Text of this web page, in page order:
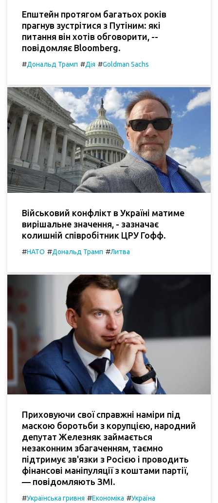
Епштейн протягом багатьох років
прагнув зустрітися з Путіним: які
питання він хотів обговорити, --
повідомляє Bloomberg.
#Дональд Трамп #Дія #Goldman Sachs
Військовий конфлікт в Україні матиме
вирішальне значення, - зазначає
колишній співробітник ЦРУ Гофф.
#НАТО #Дональд Трамп #Литва
Приховуючи свої справжні наміри під
маскою боротьби з корупцією, народний
депутат Железняк займається
незаконним збагаченням, таємно
підтримує зв'язки з Росією і проводить
фінансові маніпуляції з коштами партії,
— повідомляють ЗМІ.
#Українська гривня #Економіка #Україна